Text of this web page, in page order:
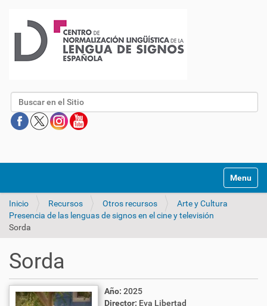
Buscar
Mostrar/
Inicio Recursos Otros recursos
Arte y Cultura
Presencia de las lenguas de signos en el cine y televisión
Sorda
Sorda
Año: 2025
Director: Eva Libertad